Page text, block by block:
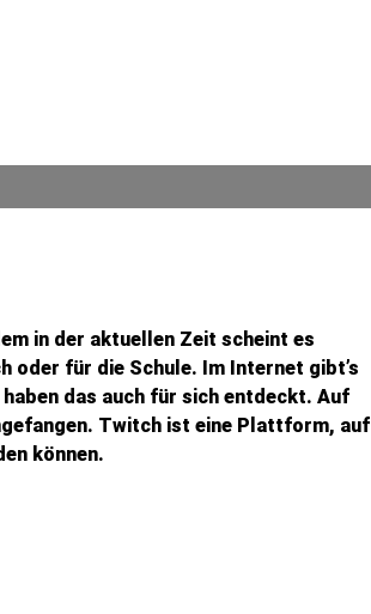
in der aktuellen Zeit scheint es
oder für die Schule. Im Internet gibt’s
das auch für sich entdeckt. Auf
Twitch ist eine Plattform, auf
können.